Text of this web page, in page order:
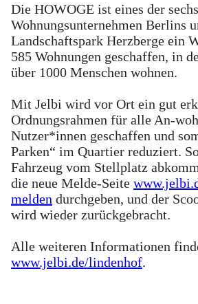
Die HOWOGE ist eines der
Wohnungsunternehmen Berlins
Landschaftspark Herzberge ein
585 Wohnungen geschaffen, in
über 1000 Menschen wohnen.
Mit Jelbi wird vor Ort ein gut
Ordnungsrahmen für alle An-
Nutzer*innen geschaffen und
Parken“ im Quartier reduziert.
Fahrzeug vom Stellplatz
die neue Melde-Seite
melden durchgeben, und der
wird wieder zurückgebracht.
Alle weiteren Informationen
www.jelbi.de/lindenhof.